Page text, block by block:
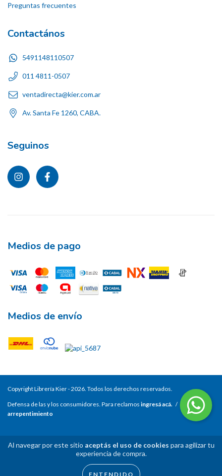
Al navegar por este sitio aceptás el uso de cookies para agilizar tu
experiencia de compra.
ENTENDIDO
Preguntas frecuentes
Contactános
5491148110507
011 4811-0507
ventadirecta@kier.com.ar
Av. Santa Fe 1260, CABA.
Seguinos
Medios de pago
Medios de envío
Copyright Librería Kier - 2026. Todos los derechos reservados.
Defensa de las y los consumidores. Para reclamos ingresá acá. /
Botón de
arrepentimiento